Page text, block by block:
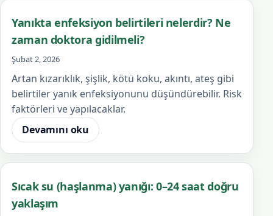
Yanıkta enfeksiyon belirtileri nelerdir? Ne
zaman doktora gidilmeli?
Şubat 2, 2026
Artan kızarıklık, şişlik, kötü koku, akıntı, ateş gibi
belirtiler yanık enfeksiyonunu düşündürebilir. Risk
faktörleri ve yapılacaklar.
Devamını oku
Sıcak su (haşlanma) yanığı: 0–24 saat doğru
yaklaşım